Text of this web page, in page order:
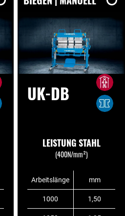
UK-DB
LEISTUNG STAHL
(400N/mm²)
Arbeitslänge mm
1000 1,50